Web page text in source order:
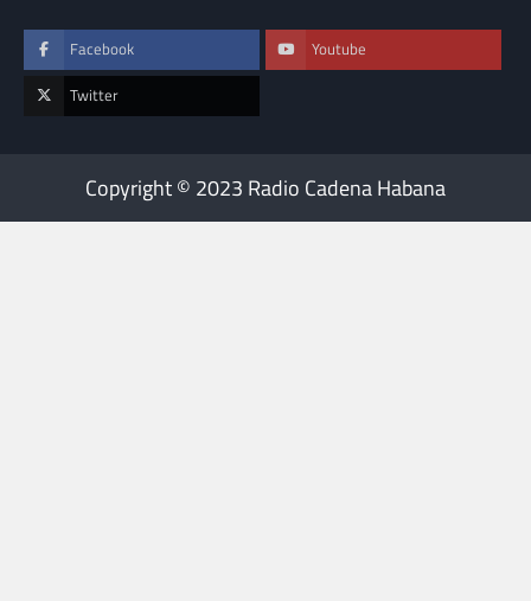
Facebook Youtube
Twitter